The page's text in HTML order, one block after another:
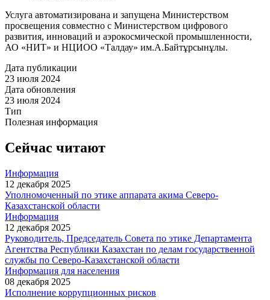
Услуга автоматизирована и запущена Министерством
просвещения совместно с Министерством цифрового
развития, инноваций и аэрокосмической промышленности,
АО «НИТ» и НЦИОО «Талдау» им.А.Байтұрсынұлы.
Дата публикации
23 июля 2024
Дата обновления
23 июля 2024
Тип
Полезная информация
Сейчас читают
Информация
12 декабря 2025
Уполномоченный по этике аппарата акима Северо-
Казахстанской области
Информация
12 декабря 2025
Руководитель, Председатель Совета по этике Департамента
Агентства Республики Казахстан по делам государственной
службы по Северо-Казахстанской области
Информация для населения
08 декабря 2025
Исполнение коррупционных рисков